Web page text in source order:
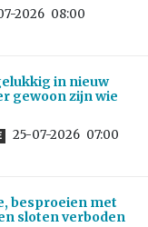
2026 08:00
in nieuw
gewoon zijn wie
25-07-2026 07:00
besproeien met
sloten verboden